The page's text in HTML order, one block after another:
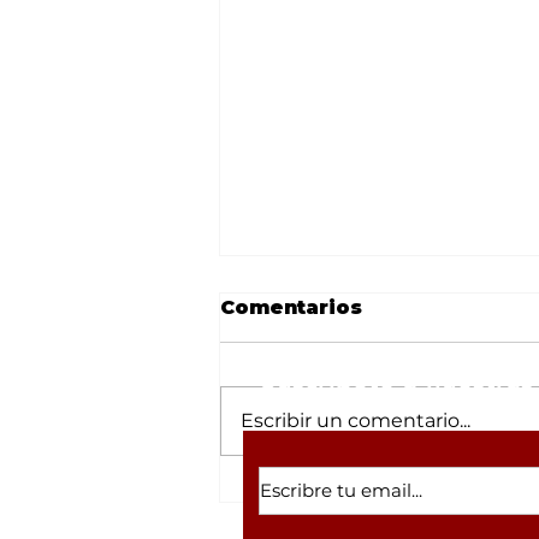
César Gastélum y la
lista de 'influencers'
Comentarios
Escribir un comentario...
Suscríbete a